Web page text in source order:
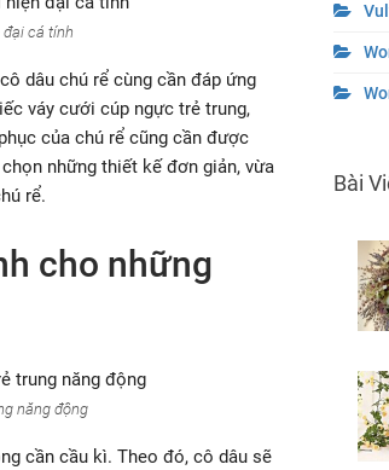
cá tính
dâu chú rể cùng cần đáp ứng
váy cưới cúp ngực trẻ trung,
của chú rể cũng cần được
những thiết kế đơn giản, vừa
rể.
cho những
năng động
cần cầu kì. Theo đó, cô dâu sẽ
Bài